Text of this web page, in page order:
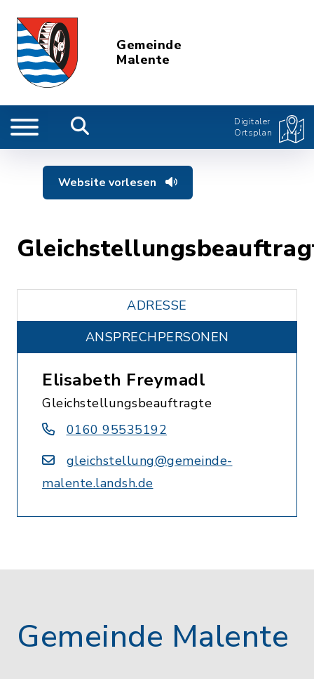
Gemeinde
Malente
Digitaler
Ortsplan
Website vorlesen
ADRESSE
ANSPRECHPERSONEN
Elisabeth Freymadl
Gleichstellungsbeauftragte
0160 95535192
gleichstellung@gemeinde-
malente.landsh.de
Gemeinde Malente